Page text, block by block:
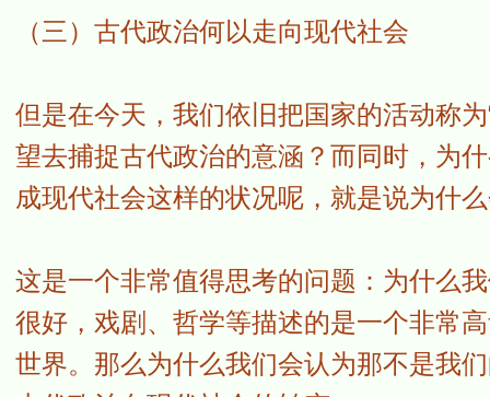
（三）古代政治何以走向现代社会
但是在今天，我们依旧把国家的活动称
望去捕捉古代政治的意涵？而同时，为
成现代社会这样的状况呢，就是说为什
这是一个非常值得思考的问题：为什么
很好，戏剧、哲学等描述的是一个非常
世界。那么为什么我们会认为那不是我